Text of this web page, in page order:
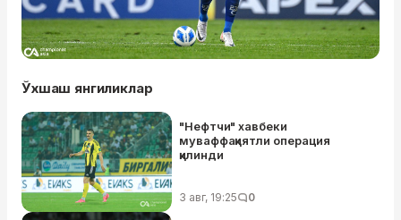
Ўхшаш янгиликлар
"Нефтчи" хавбеки
муваффақиятли операция
қилинди
3 авг, 19:25 0